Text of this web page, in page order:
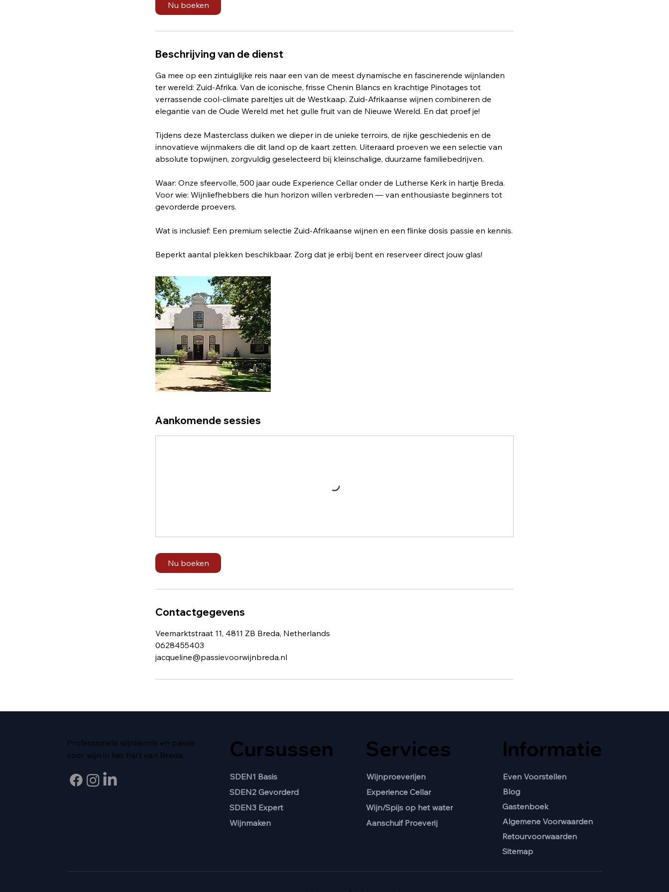
n
v
Nu boeken
Beschrijving van de dienst
Ga mee op een zintuiglijke reis naar een van de meest dynamische en fascinerende wijnlanden
ter wereld: Zuid-Afrika. Van de iconische, frisse Chenin Blancs en krachtige Pinotages tot
verrassende cool-climate pareltjes uit de Westkaap. Zuid-Afrikaanse wijnen combineren de
elegantie van de Oude Wereld met het gulle fruit van de Nieuwe Wereld. En dat proef je!
Tijdens deze Masterclass duiken we dieper in de unieke terroirs, de rijke geschiedenis en de
innovatieve wijnmakers die dit land op de kaart zetten. Uiteraard proeven we een selectie van
absolute topwijnen, zorgvuldig geselecteerd bij kleinschalige, duurzame familiebedrijven.
Waar: Onze sfeervolle, 500 jaar oude Experience Cellar onder de Lutherse Kerk in hartje Breda.
Voor wie: Wijnliefhebbers die hun horizon willen verbreden — van enthousiaste beginners tot
gevorderde proevers.
Wat is inclusief: Een premium selectie Zuid-Afrikaanse wijnen en een flinke dosis passie en kennis.
Beperkt aantal plekken beschikbaar. Zorg dat je erbij bent en reserveer direct jouw glas!
Aankomende sessies
Nu boeken
Contactgegevens
Veemarktstraat 11, 4811 ZB Breda, Netherlands
0628455403
jacqueline@passievoorwijnbreda.nl
Professionele wijnkennis en passie
voor wijn in het hart van Breda.
Cursussen
SDEN1 Basis
SDEN2 Gevorderd
SDEN3 Expert
Wijnmaken
Services
Wijnproeverijen
Experience Cellar
Wijn/Spijs op het water
Aanschuif Proeverij
Informatie
Even Voorstellen
Blog
Gastenboek
Algemene Voorwaarden
Retourvoorwaarden
Sitemap